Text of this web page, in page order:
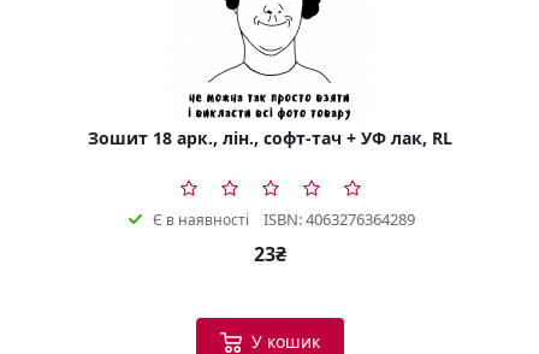
Зошит 18 арк., лін., софт-тач + УФ лак, RL
Є в наявності ISBN: 4063276364289
23₴
У кошик